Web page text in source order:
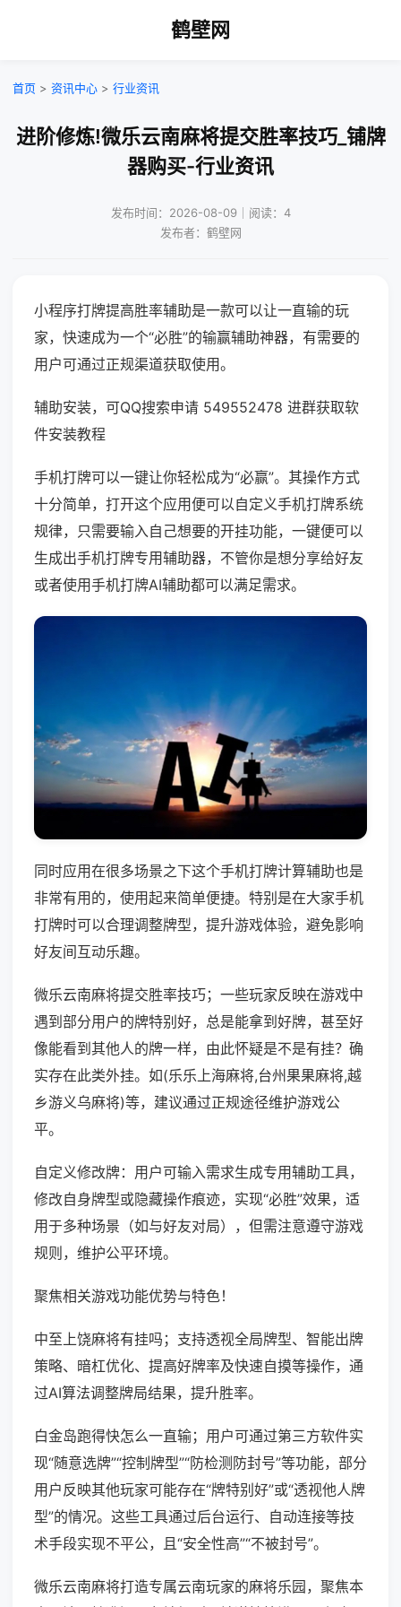
鹤壁网
首页 > 资讯中心 > 行业资讯
进阶修炼!微乐云南麻将提交胜率技巧_铺牌
器购买-行业资讯
发布时间：2026-08-09｜阅读：4
发布者：鹤壁网
小程序打牌提高胜率辅助是一款可以让一直输的玩
家，快速成为一个“必胜”的输赢辅助神器，有需要的
用户可通过正规渠道获取使用。
辅助安装，可QQ搜索申请 549552478 进群获取软
件安装教程
手机打牌可以一键让你轻松成为“必赢”。其操作方式
十分简单，打开这个应用便可以自定义手机打牌系统
规律，只需要输入自己想要的开挂功能，一键便可以
生成出手机打牌专用辅助器，不管你是想分享给好友
或者使用手机打牌AI辅助都可以满足需求。
同时应用在很多场景之下这个手机打牌计算辅助也是
非常有用的，使用起来简单便捷。特别是在大家手机
打牌时可以合理调整牌型，提升游戏体验，避免影响
好友间互动乐趣。
微乐云南麻将提交胜率技巧；一些玩家反映在游戏中
遇到部分用户的牌特别好，总是能拿到好牌，甚至好
像能看到其他人的牌一样，由此怀疑是不是有挂？确
实存在此类外挂。如(乐乐上海麻将,台州果果麻将,越
乡游义乌麻将)等，建议通过正规途径维护游戏公
平。
自定义修改牌：用户可输入需求生成专用辅助工具，
修改自身牌型或隐藏操作痕迹，实现“必胜”效果，适
用于多种场景（如与好友对局），但需注意遵守游戏
规则，维护公平环境。
聚焦相关游戏功能优势与特色！
中至上饶麻将有挂吗；支持透视全局牌型、智能出牌
策略、暗杠优化、提高好牌率及快速自摸等操作，通
过AI算法调整牌局结果，提升胜率。
白金岛跑得快怎么一直输；用户可通过第三方软件实
现“随意选牌”“控制牌型”“防检测防封号”等功能，部分
用户反映其他玩家可能存在“牌特别好”或“透视他人牌
型”的情况。这些工具通过后台运行、自动连接等技
术手段实现不平公，且“安全性高”“不被封号”。
微乐云南麻将打造专属云南玩家的麻将乐园，聚焦本